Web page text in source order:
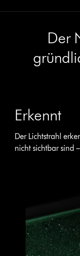
Der
Erkennt
Der Lichtstrahl
nicht sichtbar sind